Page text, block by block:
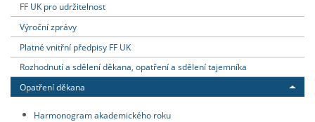
FF UK pro udržitelnost
Výroční zprávy
Platné vnitřní předpisy FF UK
Rozhodnutí a sdělení děkana, opatření a sdělení tajemníka
Opatření děkana
Harmonogram akademického roku